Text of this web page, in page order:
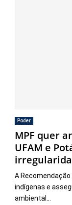
Poder
MPF quer
UFAM e
A
indígenas e
ambiental...